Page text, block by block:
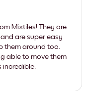
Mixtiles! They are
are super easy
them around too.
able to move them